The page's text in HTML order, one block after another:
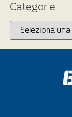
Categorie